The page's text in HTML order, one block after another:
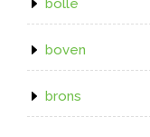
bolle
boven
brons